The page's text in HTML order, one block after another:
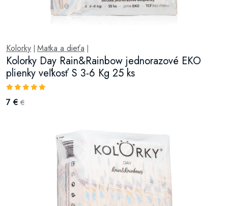
Kolorky Matka a dieťa
Kolorky Day Rain&Rainbow jednorazové EKO
plienky veľkosť S 3-6 Kg 25 ks
7 € €